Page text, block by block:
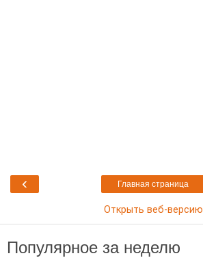
‹ Главная страница
Открыть веб-версию
Популярное за неделю